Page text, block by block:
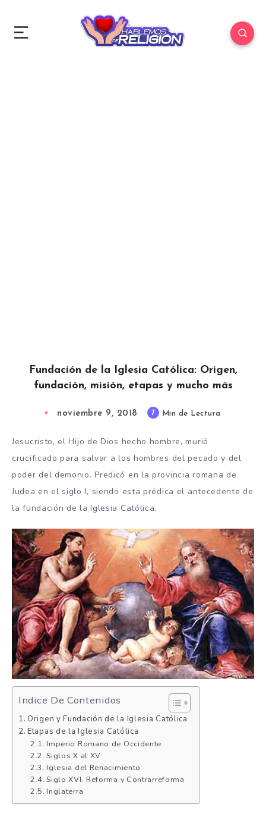
Fundación de la Iglesia Católica: Origen,
fundación, misión, etapas y mucho más
noviembre 9, 2018 7 Min de Lectura
Jesucristo, el Hijo de Dios hecho hombre, murió
crucificado para salvar a los hombres del pecado y del
poder del demonio. Predicó en la provincia romana de
Judea en el siglo I, siendo esta prédica el antecedente de
la fundación de la Iglesia Católica.
Indice De Contenidos
Origen y Fundación de la Iglesia Católica
Etapas de la Iglesia Católica
Imperio Romano de Occidente
Siglos X al XV
Iglesia del Renacimiento
Siglo XVI. Reforma y Contrarreforma
Inglaterra